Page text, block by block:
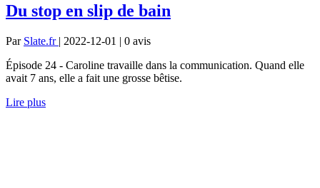
Du stop en slip de bain
Par Slate.fr | 2022-12-01 | 0 avis
Épisode 24 - Caroline travaille dans la communication. Quand elle
avait 7 ans, elle a fait une grosse bêtise.
Lire plus